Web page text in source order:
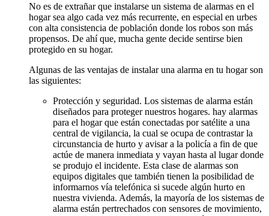
No es de extrañar que instalarse un sistema de alarmas en el
hogar sea algo cada vez más recurrente, en especial en urbes
con alta consistencia de población donde los robos son más
propensos. De ahí que, mucha gente decide sentirse bien
protegido en su hogar.
Algunas de las ventajas de instalar una alarma en tu hogar son
las siguientes:
Protección y seguridad. Los sistemas de alarma están
diseñados para proteger nuestros hogares. hay alarmas
para el hogar que están conectadas por satélite a una
central de vigilancia, la cual se ocupa de contrastar la
circunstancia de hurto y avisar a la policía a fin de que
actúe de manera inmediata y vayan hasta al lugar donde
se produjo el incidente. Esta clase de alarmas son
equipos digitales que también tienen la posibilidad de
informarnos vía telefónica si sucede algún hurto en
nuestra vivienda. Además, la mayoría de los sistemas de
alarma están pertrechados con sensores de movimiento,